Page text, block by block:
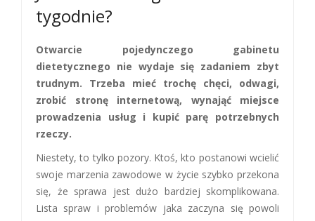
tygodnie?
Otwarcie pojedynczego gabinetu
dietetycznego nie wydaje się zadaniem zbyt
trudnym. Trzeba mieć trochę chęci, odwagi,
zrobić stronę internetową, wynająć miejsce
prowadzenia usług i kupić parę potrzebnych
rzeczy.
Niestety, to tylko pozory. Ktoś, kto postanowi wcielić
swoje marzenia zawodowe w życie szybko przekona
się, że sprawa jest dużo bardziej skomplikowana.
Lista spraw i problemów jaka zaczyna się powoli